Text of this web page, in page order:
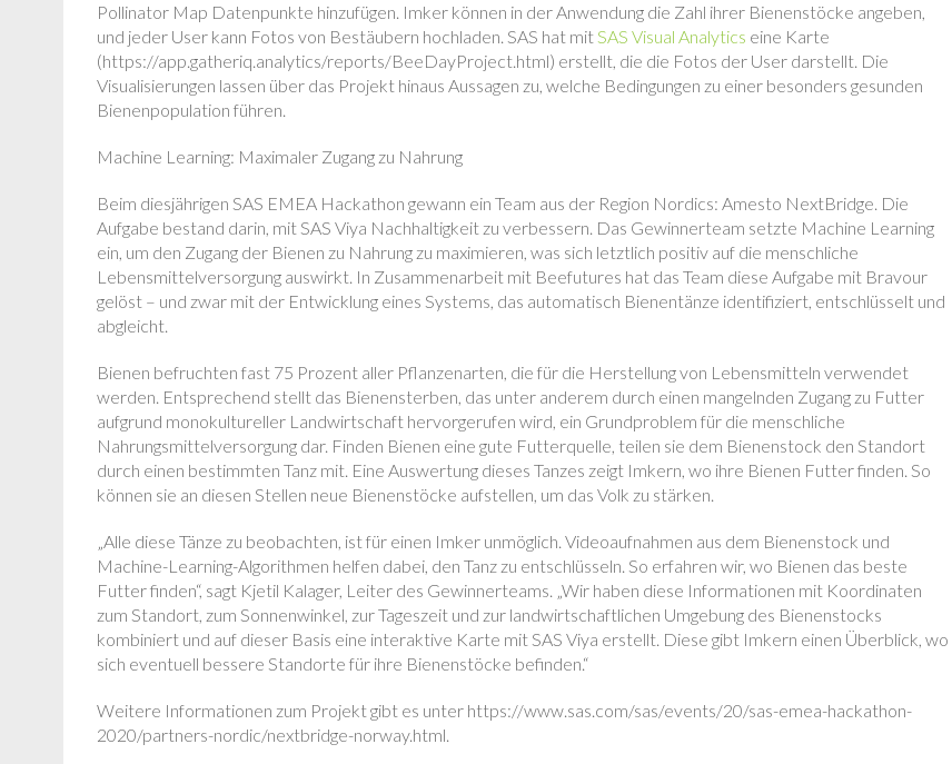
Pollinator Map Datenpunkte hinzufügen. Imker können in der Anwendung die Zahl ihrer Bienenstöcke angeben,
und jeder User kann Fotos von Bestäubern hochladen. SAS hat mitSAS Visual Analytics eine Karte
(https://app.gatheriq.analytics/reports/BeeDayProject.html) erstellt, die die Fotos der User darstellt. Die
Visualisierungen lassen über das Projekt hinaus Aussagen zu, welche Bedingungen zu einer besonders gesunden
Bienenpopulation führen.
Machine Learning: Maximaler Zugang zu Nahrung
Beim diesjährigen SAS EMEA Hackathon gewann ein Team aus der Region Nordics: Amesto NextBridge. Die
Aufgabe bestand darin, mit SAS Viya Nachhaltigkeit zu verbessern. Das Gewinnerteam setzte Machine Learning
ein, um den Zugang der Bienen zu Nahrung zu maximieren, was sich letztlich positiv auf die menschliche
Lebensmittelversorgung auswirkt. In Zusammenarbeit mit Beefutures hat das Team diese Aufgabe mit Bravour
gelöst – und zwar mit der Entwicklung eines Systems, das automatisch Bienentänze identifiziert, entschlüsselt und
abgleicht.
Bienen befruchten fast 75 Prozent aller Pflanzenarten, die für die Herstellung von Lebensmitteln verwendet
werden. Entsprechend stellt das Bienensterben, das unter anderem durch einen mangelnden Zugang zu Futter
aufgrund monokultureller Landwirtschaft hervorgerufen wird, ein Grundproblem für die menschliche
Nahrungsmittelversorgung dar. Finden Bienen eine gute Futterquelle, teilen sie dem Bienenstock den Standort
durch einen bestimmten Tanz mit. Eine Auswertung dieses Tanzes zeigt Imkern, wo ihre Bienen Futter finden. So
können sie an diesen Stellen neue Bienenstöcke aufstellen, um das Volk zu stärken.
„Alle diese Tänze zu beobachten, ist für einen Imker unmöglich. Videoaufnahmen aus dem Bienenstock und
Machine-Learning-Algorithmen helfen dabei, den Tanz zu entschlüsseln. So erfahren wir, wo Bienen das beste
Futter finden“, sagt Kjetil Kalager, Leiter des Gewinnerteams. „Wir haben diese Informationen mit Koordinaten
zum Standort, zum Sonnenwinkel, zur Tageszeit und zur landwirtschaftlichen Umgebung des Bienenstocks
kombiniert und auf dieser Basis eine interaktive Karte mit SAS Viya erstellt. Diese gibt Imkern einen Überblick, wo
sich eventuell bessere Standorte für ihre Bienenstöcke befinden.“
Weitere Informationen zum Projekt gibt es unter https://www.sas.com/sas/events/20/sas-emea-hackathon-
2020/partners-nordic/nextbridge-norway.html.